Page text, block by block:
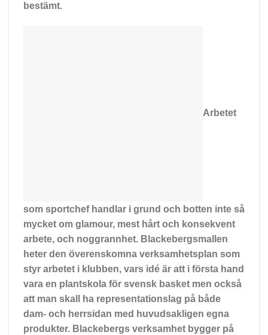
bestämt.
Arbetet
som sportchef handlar i grund och botten inte så
mycket om glamour, mest hårt och konsekvent
arbete, och noggrannhet. Blackebergsmallen
heter den överenskomna verksamhetsplan som
styr arbetet i klubben, vars idé är att i första hand
vara en plantskola för svensk basket men också
att man skall ha representationslag på både
dam- och herrsidan med huvudsakligen egna
produkter. Blackebergs verksamhet bygger på